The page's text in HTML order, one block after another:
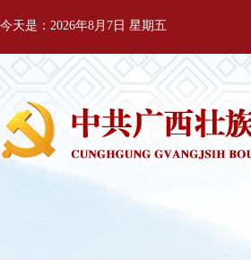
今天是：2026年8月7日 星期五